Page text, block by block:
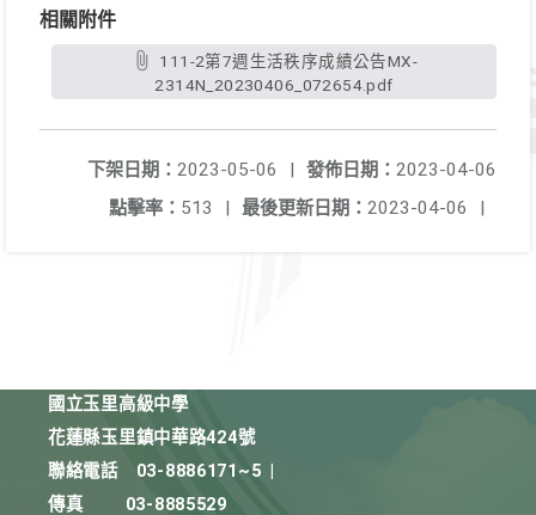
相關附件
2314N_20230406_072654.pdf
發佈日期： 2023-04-06
下架日期： 2023-05-06
|
最後更新日期： 2023-04-06 |
點擊率： 513 |
國立玉里高級中學
花蓮縣玉里鎮中華路424號
聯絡電話
03-8886171~5
傳真
03-8885529